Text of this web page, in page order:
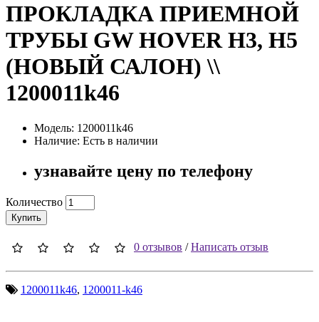
ПРОКЛАДКА ПРИЕМНОЙ
ТРУБЫ GW HOVER H3, H5
(НОВЫЙ САЛОН) \\
1200011k46
Модель: 1200011k46
Наличие: Есть в наличии
узнавайте цену по телефону
Количество
Купить
0 отзывов /Написать отзыв
1200011k46, 1200011-k46